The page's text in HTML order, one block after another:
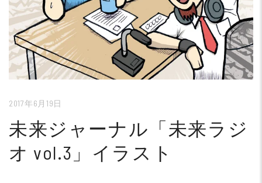
2017年6月19日
未来ジャーナル「未来ラジ
オ vol.3」イラスト